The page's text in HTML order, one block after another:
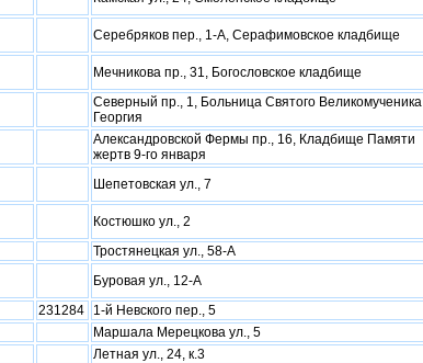
Серебряков пер., 1-А, Серафимовское кладбище
Мечникова пр., 31, Богословское кладбище
Северный пр., 1, Больница Святого Великомученика
Георгия
Александровской Фермы пр., 16, Кладбище Памяти
жертв 9-го января
Шепетовская ул., 7
Костюшко ул., 2
Тростянецкая ул., 58-А
Буровая ул., 12-А
231284 1-й Невского пер., 5
Маршала Мерецкова ул., 5
Летная ул., 24, к.3